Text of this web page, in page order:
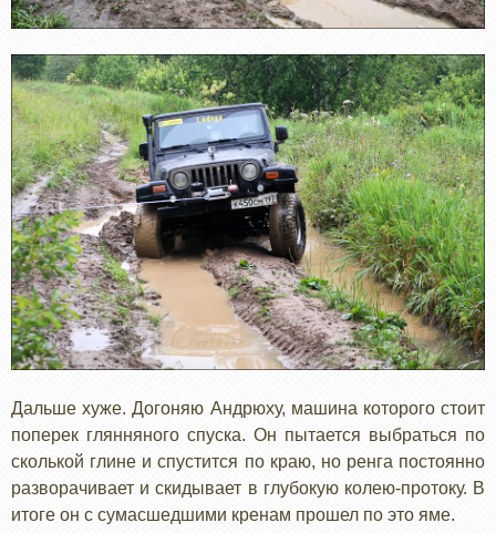
Дальше хуже. Догоняю Андрюху, машина которого стоит
поперек глянняного спуска. Он пытается выбраться по
сколькой глине и спустится по краю, но ренга постоянно
разворачивает и скидывает в глубокую колею-протоку. В
итоге он с сумасшедшими кренам прошел по это яме.